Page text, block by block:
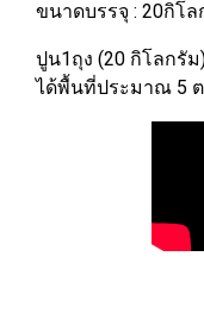
ขนาดบรรจุ : 20กิโ
ปูน1ถุง (20 กิโลกรั
ได้พื้นที่ประมาณ 5 ต